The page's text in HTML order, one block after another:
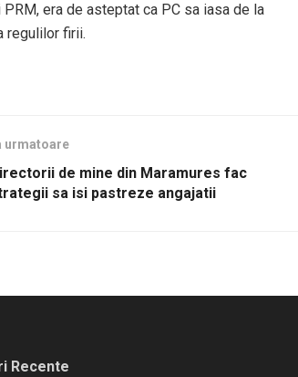
era de asteptat ca PC sa iasa de la
regulilor firii.
urmatoare
de mine din Maramures fac
sa isi pastreze angajatii
Recente